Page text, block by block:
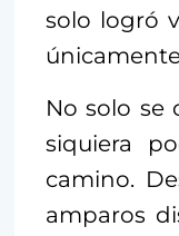
solo logró
No solo se
siquiera
camino.
amparos